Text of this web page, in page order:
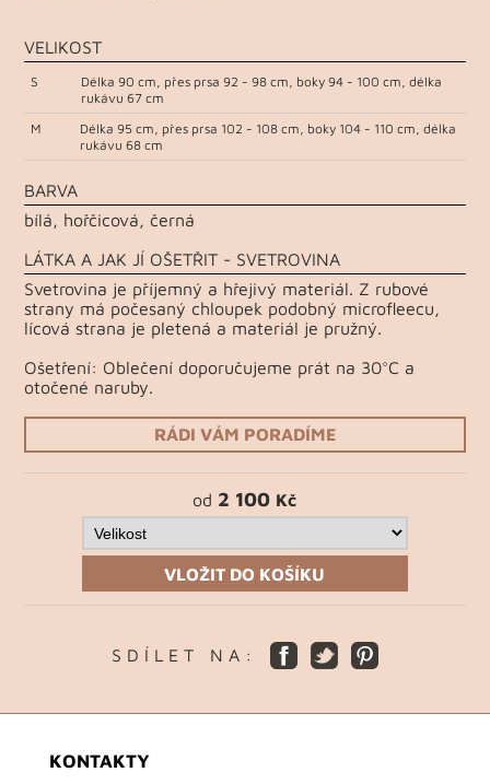
VELIKOST
S
Délka 90 cm, přes prsa 92 - 98 cm, boky 94 - 100 cm, délka
rukávu 67 cm
M
Délka 95 cm, přes prsa 102 - 108 cm, boky 104 - 110 cm, délka
rukávu 68 cm
BARVA
bílá, hořčicová, černá
LÁTKA A JAK JÍ OŠETŘIT - SVETROVINA
Svetrovina je příjemný a hřejivý materiál. Z rubové
strany má počesaný chloupek podobný microfleecu,
lícová strana je pletená a materiál je pružný.
Ošetření: Oblečení doporučujeme prát na 30°C a
otočené naruby.
RÁDI VÁM PORADÍME
od 2 100 Kč
VLOŽIT DO KOŠÍKU
S D Í L E T N A :
KONTAKTY